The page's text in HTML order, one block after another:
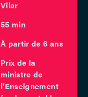
Vilar
55 min
À partir de 6 ans
Prix de la
ministre de
l’Enseignement